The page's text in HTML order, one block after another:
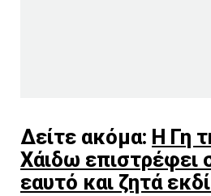
Δείτε ακόμα: Η Γη
Χάιδω επιστρέφει
εαυτό και ζητά